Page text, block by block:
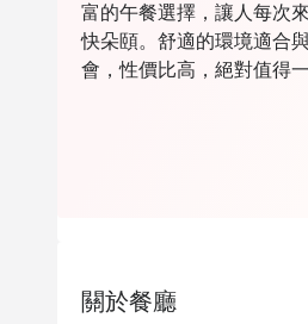
富的午餐選擇，讓人每次
快朵頤。舒適的環境適合
會，性價比高，絕對值得一
關於餐廳